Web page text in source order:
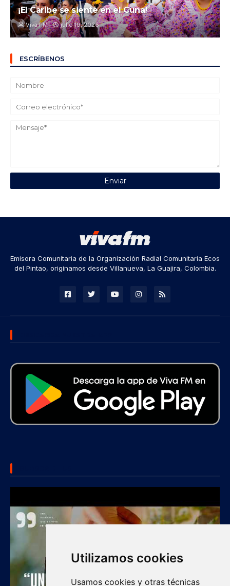
Utilizamos cookies
Usamos cookies y otras técnicas
¡El Caribe se siente en el Cuna!
Viva FM julio 19, 2026
ESCRÍBENOS
Emisora Comunitaria de la Organización Radial Comunitaria Ecos
del Pintao, originamos desde Villanueva, La Guajira, Colombia.